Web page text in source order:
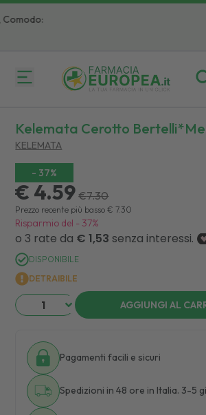
Kelemata Cerotto
KELEMATA
- 37%
€ 4.59 €7.30
Prezzo recente più basso € 7.30
Risparmio del - 37%
DISPONIBILE
DETRAIBILE
AGGIUNGI AL
Pagamenti facili e sicuri
Spedizioni in 48 ore in Italia. 3-5